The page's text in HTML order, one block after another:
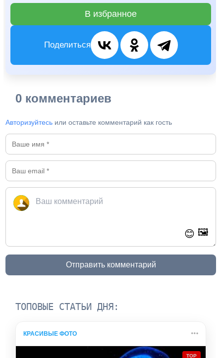
В избранное
Поделиться
0 комментариев
Авторизуйтесь или оставьте комментарий как гость
😊 🖼️
Отправить комментарий
ТОПОВЫЕ СТАТЬИ ДНЯ:
КРАСИВЫЕ ФОТО
TOP